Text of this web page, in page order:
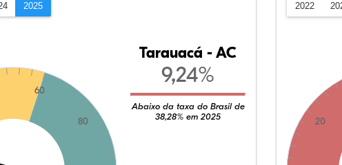
2025
60
80
Tarauacá - AC
9,24%
Abaixo da taxa do Brasil de
38,28% em 2025
2022
20